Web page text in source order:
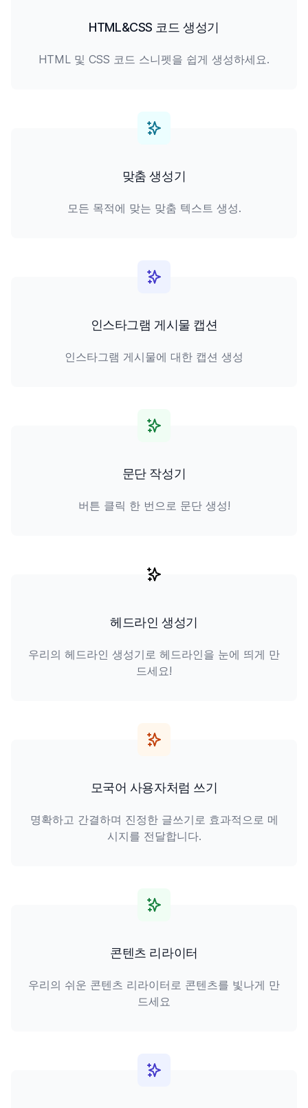
HTML&CSS 코드 생성기
HTML 및 CSS 코드 스니펫을 쉽게 생성하세요.
맞춤 생성기
모든 목적에 맞는 맞춤 텍스트 생성.
인스타그램 게시물 캡션
인스타그램 게시물에 대한 캡션 생성
문단 작성기
버튼 클릭 한 번으로 문단 생성!
헤드라인 생성기
우리의 헤드라인 생성기로 헤드라인을 눈에 띄게 만
드세요!
모국어 사용자처럼 쓰기
명확하고 간결하며 진정한 글쓰기로 효과적으로 메
시지를 전달합니다.
콘텐츠 리라이터
우리의 쉬운 콘텐츠 리라이터로 콘텐츠를 빛나게 만
드세요